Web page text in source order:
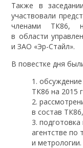
Также в
участвовали
членами ТК86,
в области
и ЗАО «Эр-Стайл».
В повестке дня
ТК86 на 2015
в состав ТК86,
агентстве по
и метрологии.